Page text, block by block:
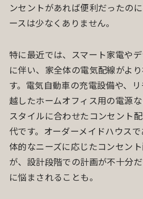
ンセントがあれば便利だったの
ースは少なくありません。
特に最近では、スマート家電や
に伴い、家全体の電気配線がよ
す。電気自動車の充電設備や、
越したホームオフィス用の電源
スタイルに合わせたコンセント
代です。オーダーメイドハウス
体的なニーズに応じたコンセン
が、設計段階での計画が不十分
に悩まされることも。